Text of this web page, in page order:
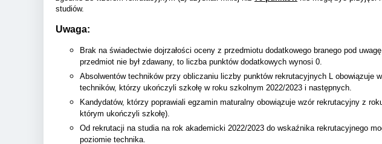
studiów.
Uwaga:
Brak na świadectwie dojrzałości oceny z przedmiotu dodatkowego branego pod
przedmiot nie był zdawany, to liczba punktów dodatkowych wynosi 0.
Absolwentów techników przy obliczaniu liczby punktów rekrutacyjnych L obowiązuje
techników, którzy ukończyli szkołę w roku szkolnym 2022/2023 i następnych.
Kandydatów, którzy poprawiali egzamin maturalny obowiązuje wzór rekrutacyjny z
którym ukończyli szkołę).
Od rekrutacji na studia na rok akademicki 2022/2023 do wskaźnika rekrutacyjnego
poziomie technika.